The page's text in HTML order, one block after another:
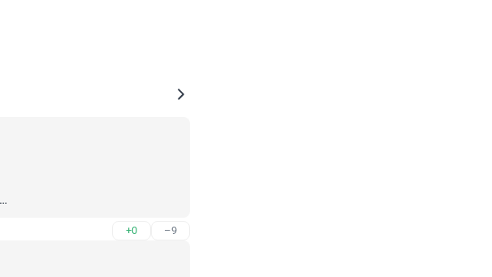
+0 –9